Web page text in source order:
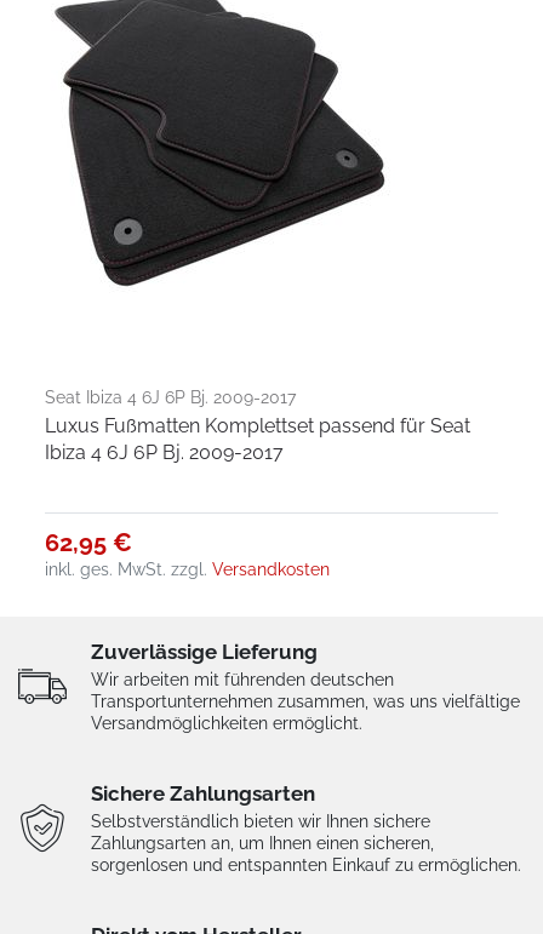
Seat Ibiza 4 6J 6P Bj. 2009-2017
Luxus Fußmatten Komplettset passend für Seat
Ibiza 4 6J 6P Bj. 2009-2017
62,95 €
inkl. ges. MwSt. zzgl.Versandkosten
Zuverlässige Lieferung
Wir arbeiten mit führenden deutschen
Transportunternehmen zusammen, was uns vielfältige
Versandmöglichkeiten ermöglicht.
Sichere Zahlungsarten
Selbstverständlich bieten wir Ihnen sichere
Zahlungsarten an, um Ihnen einen sicheren,
sorgenlosen und entspannten Einkauf zu ermöglichen.